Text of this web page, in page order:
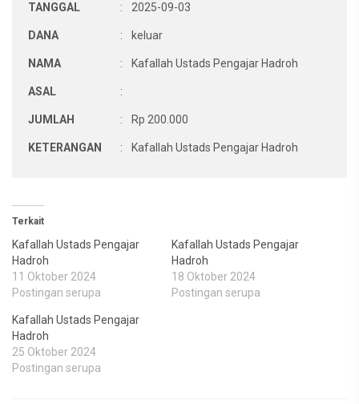
TANGGAL : 2025-09-03
DANA : keluar
NAMA : Kafallah Ustads Pengajar Hadroh
ASAL :
JUMLAH : Rp 200.000
KETERANGAN : Kafallah Ustads Pengajar Hadroh
Terkait
Kafallah Ustads Pengajar
Hadroh
11 Oktober 2024
Postingan serupa
Kafallah Ustads Pengajar
Hadroh
18 Oktober 2024
Postingan serupa
Kafallah Ustads Pengajar
Hadroh
25 Oktober 2024
Postingan serupa